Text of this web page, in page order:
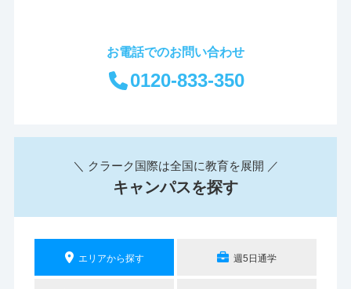
お電話でのお問い合わせ
0120-833-350
＼ クラーク国際は全国に教育を展開 ／
キャンパスを探す
エリアから探す 週5日通学